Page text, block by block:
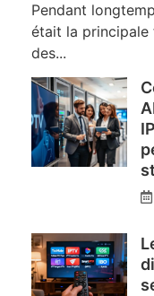
Pendant
était la principale
des...